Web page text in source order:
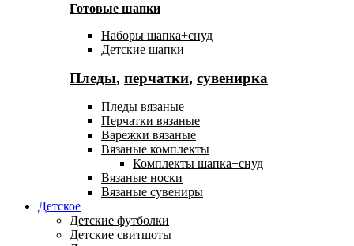
Готовые шапки
Наборы шапка+снуд
Детские шапки
Пледы, перчатки, сувенирка
Пледы вязаные
Перчатки вязаные
Варежки вязаные
Вязаные комплекты
Комплекты шапка+снуд
Вязаные носки
Вязаные сувениры
Детское
Детские футболки
Детские свитшоты